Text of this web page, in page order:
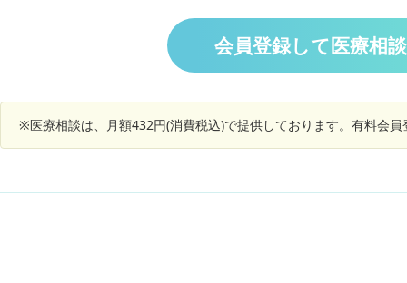
の科を受診したらよいのでしょうか？ また，婦人
科では一年程生理を止めるレルミナ，ジエノゲス
トを処方されて服用中です。逆にエストロゲンテ
てるようで心配です。
症状を訴えたものの「原因不明」と言われ対処療
法も無くただ安静に過ごすのみです。 ①これら
の症状は全身麻酔の一般的な後遺症でしょうか？
②後遺症であった場合、いつ頃まで続くもので
た病院にかかるべきでしょうが、原因不明のみし
か言われないので不信感があります、、、） ④
いかと
週間後
けたが
痛みは
会員登録して医療相
※医療相談は、月額432円(消費税込)で提供しております。有料会